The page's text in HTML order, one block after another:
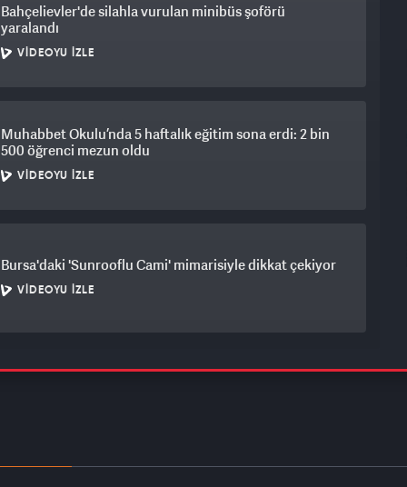
Bahçelievler'de silahla vurulan minibüs şoförü
yaralandı
VIDEOYU İZLE
Muhabbet Okulu’nda 5 haftalık eğitim sona erdi: 2 bin
500 öğrenci mezun oldu
VIDEOYU İZLE
Bursa'daki 'Sunrooflu Cami' mimarisiyle dikkat çekiyor
VIDEOYU İZLE